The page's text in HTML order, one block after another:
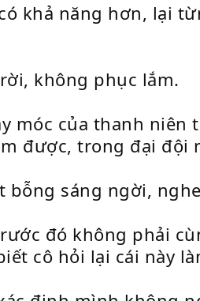
khả năng hơn, lại
không phục lắm.
móc của thanh
được, trong đại đội
bỗng sáng ngời,
đó không phải
cô hỏi lại cái này